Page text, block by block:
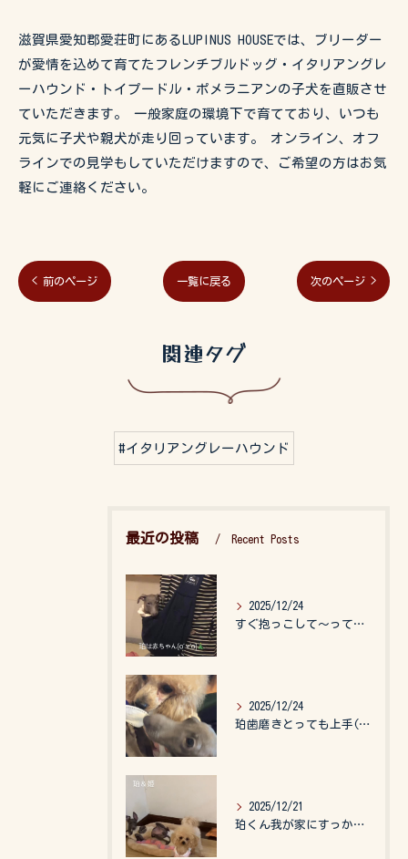
滋賀県愛知郡愛荘町にあるLUPINUS HOUSEでは、ブリーダー
が愛情を込めて育てたフレンチブルドッグ・イタリアングレ
ーハウンド・トイプードル・ポメラニアンの子犬を直販させ
ていただきます。 一般家庭の環境下で育てており、いつも
元気に子犬や親犬が走り回っています。 オンライン、オフ
ラインでの見学もしていただけますので、ご希望の方はお気
軽にご連絡ください。
< 前のページ 一覧に戻る 次のページ >
関連タグ
#イタリアングレーハウンド
最近の投稿 Recent Posts
2025/12/24
すぐ抱っこして〜って言うので、抱っこ紐に入れてゆらゆら☺️
2025/12/24
珀歯磨きとっても上手(о´∀`о)
2025/12/21
珀くん我が家にすっかりなれて、キッズのお世話もしてくれて、今...